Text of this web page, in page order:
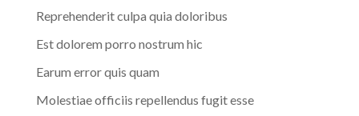
Reprehenderit culpa quia doloribus
Est dolorem porro nostrum hic
Earum error quis quam
Molestiae officiis repellendus fugit esse